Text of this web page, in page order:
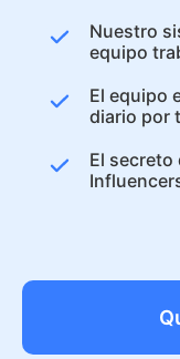
Nuestro
equipo
El equipo
diario por
El secreto